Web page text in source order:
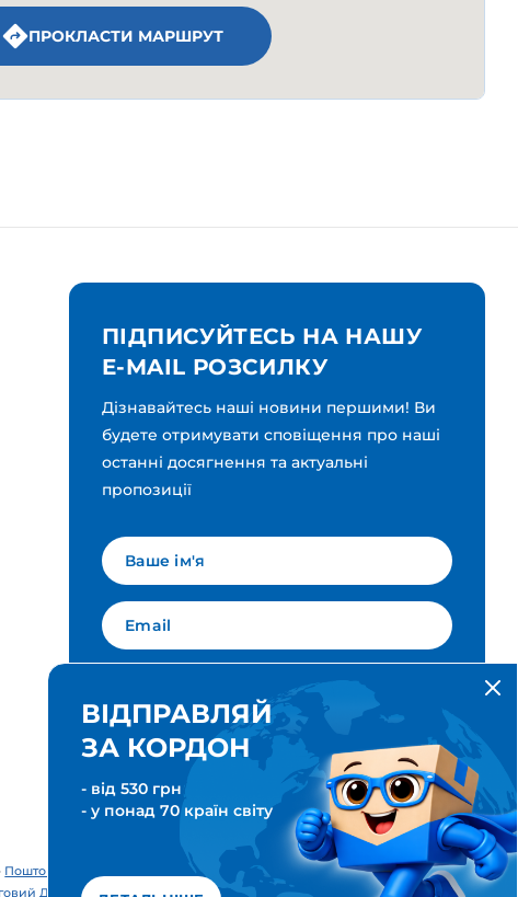
ПРОКЛАСТИ МАРШРУТ
ПІДПИСУЙТЕСЬ НА НАШУ
E-MAIL РОЗСИЛКУ
Дізнавайтесь наші новини першими! Ви
будете отримувати сповіщення про наші
останні досягнення та актуальні
пропозиції
Мова для вашої розсилки Українська
ПІДПИСАТИСЯ
Поштові & Транспортні послуги. Всі права захищені. Meest ПОШТА®
Дім «Міст Експрес».
ВІДПРАВЛЯЙ
ЗА КОРДОН
- від 530 грн
- у понад 70 країн світу